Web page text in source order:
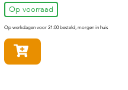
Op voorraad
Op werkdagen voor 21:00 besteld, morgen in huis